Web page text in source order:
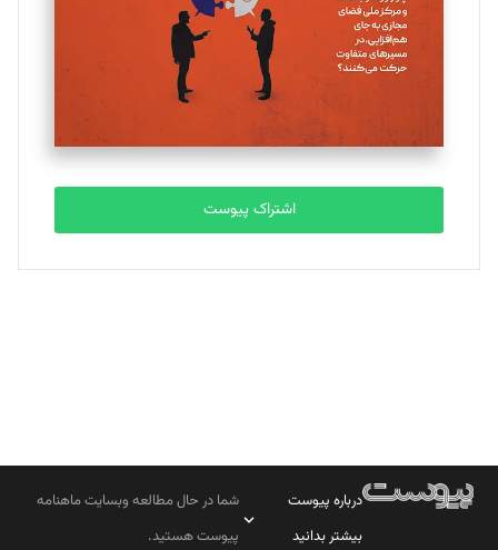
ملینا جعفری
تحریریه
مصطفی مسجدی آرانی
تحریریه
بابک نقاش
تحریریه
اشتراک پیوست
درباره پیوست
بیشتر بدانید
شما در حال مطالعه وبسایت ماهنامه
پیوست هستید.